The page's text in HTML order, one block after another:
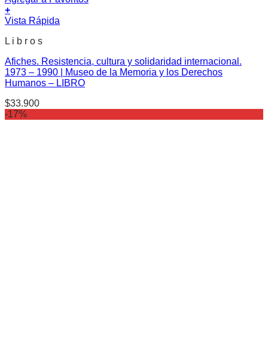
+
Vista Rápida
L i b r o s
Afiches. Resistencia, cultura y solidaridad internacional.
1973 – 1990 | Museo de la Memoria y los Derechos
Humanos – LIBRO
$33.900
-17%